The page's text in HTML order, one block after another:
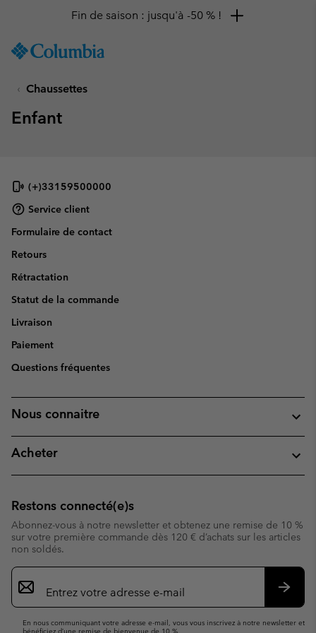
TO
SKIP
MAIN
SEARCH
Fin de saison : jusqu'à -50 % !
Chaussettes
Enfant
(+)33159500000
Service client
Formulaire de contact
Retours
Rétractation
Statut de la commande
Livraison
Paiement
Questions fréquentes
Nous connaitre
Acheter
Restons connecté(e)s
Abonnez-vous à notre newsletter et obtenez une remise de 10 %
sur votre première commande dès 120 € d’achats sur les articles
non soldés.
Inscription
par
e-
En nous communiquant votre adresse e-mail, vous vous inscrivez à notre newsletter et